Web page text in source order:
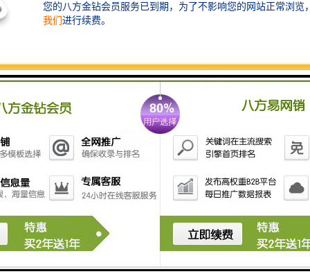
可以根据需要设计，有效的结构合理，其产品在单位重量的截面系数
用于建筑结构可比热轧型钢节约金属38-50%，用于农业机械和车辆可
节约金属15-60%。方便施工，降低综合费用。
2. C型钢的品种是比较繁多的，在运行时可以生产用一般的热轧
方法难以生产的壁厚均匀、截面形状复杂的C型钢各种型材和各种不
同材质的C型钢。
产品表面光洁，外观好，尺寸，而且长度也可以根据需要灵活调
整，全部按定尺或倍尺供应，提高材料的利用率。